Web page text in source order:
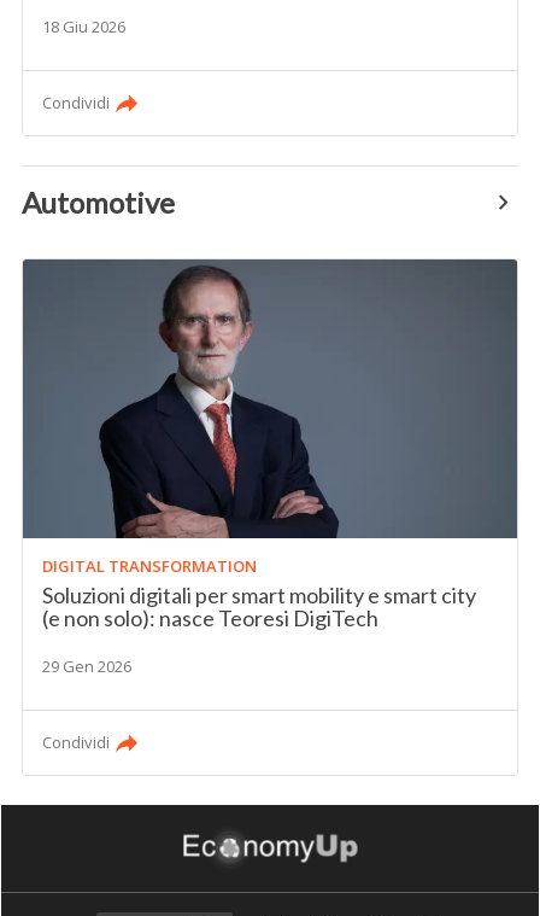
18 Giu 2026
Condividi
Automotive
DIGITAL TRANSFORMATION
Soluzioni digitali per smart mobility e smart city
(e non solo): nasce Teoresi DigiTech
29 Gen 2026
Condividi